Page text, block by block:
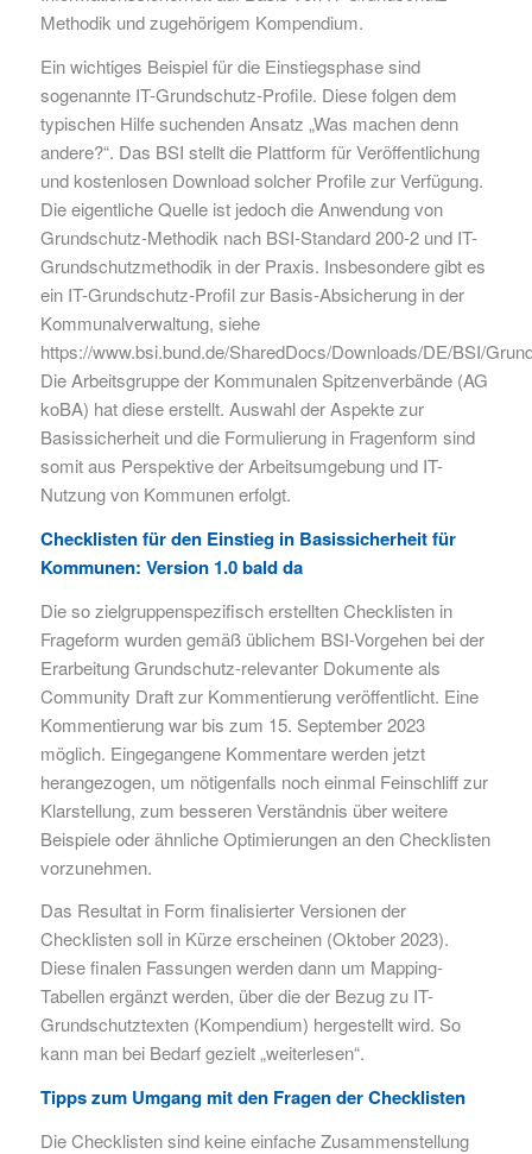
Methodik und zugehörigem Kompendium.
Ein wichtiges Beispiel für die Einstiegsphase sind
sogenannte IT-Grundschutz-Profile. Diese folgen dem
typischen Hilfe suchenden Ansatz „Was machen denn
andere?“. Das BSI stellt die Plattform für Veröffentlichung
und kostenlosen Download solcher Profile zur Verfügung.
Die eigentliche Quelle ist jedoch die Anwendung von
Grundschutz-Methodik nach BSI-Standard 200-2 und IT-
Grundschutzmethodik in der Praxis. Insbesondere gibt es
ein IT-Grundschutz-Profil zur Basis-Absicherung in der
Kommunalverwaltung, siehe
https://www.bsi.bund.de/SharedDocs/Downloads/DE/BSI/
Die Arbeitsgruppe der Kommunalen Spitzenverbände (AG
koBA) hat diese erstellt. Auswahl der Aspekte zur
Basissicherheit und die Formulierung in Fragenform sind
somit aus Perspektive der Arbeitsumgebung und IT-
Nutzung von Kommunen erfolgt.
Checklisten für den Einstieg in Basissicherheit für
Kommunen: Version 1.0 bald da
Die so zielgruppenspezifisch erstellten Checklisten in
Frageform wurden gemäß üblichem BSI-Vorgehen bei der
Erarbeitung Grundschutz-relevanter Dokumente als
Community Draft zur Kommentierung veröffentlicht. Eine
Kommentierung war bis zum 15. September 2023
möglich. Eingegangene Kommentare werden jetzt
herangezogen, um nötigenfalls noch einmal Feinschliff zur
Klarstellung, zum besseren Verständnis über weitere
Beispiele oder ähnliche Optimierungen an den Checklisten
vorzunehmen.
Das Resultat in Form finalisierter Versionen der
Checklisten soll in Kürze erscheinen (Oktober 2023).
Diese finalen Fassungen werden dann um Mapping-
Tabellen ergänzt werden, über die der Bezug zu IT-
Grundschutztexten (Kompendium) hergestellt wird. So
kann man bei Bedarf gezielt „weiterlesen“.
Tipps zum Umgang mit den Fragen der Checklisten
Die Checklisten sind keine einfache Zusammenstellung